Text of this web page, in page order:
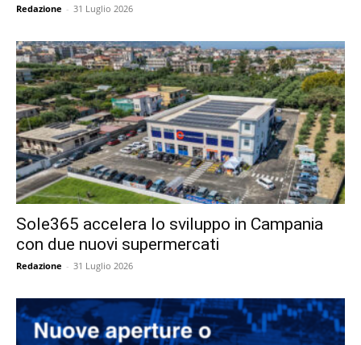
Redazione - 31 Luglio 2026
Sole365 accelera lo sviluppo in Campania
con due nuovi supermercati
Redazione - 31 Luglio 2026